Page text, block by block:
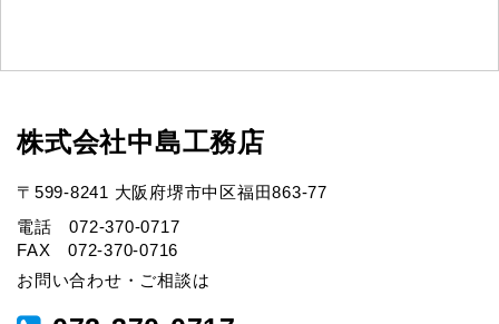
株式会社中島工務店
〒599-8241 大阪府堺市中区福田863-77
電話 072-370-0717
FAX 072-370-0716
お問い合わせ・ご相談は